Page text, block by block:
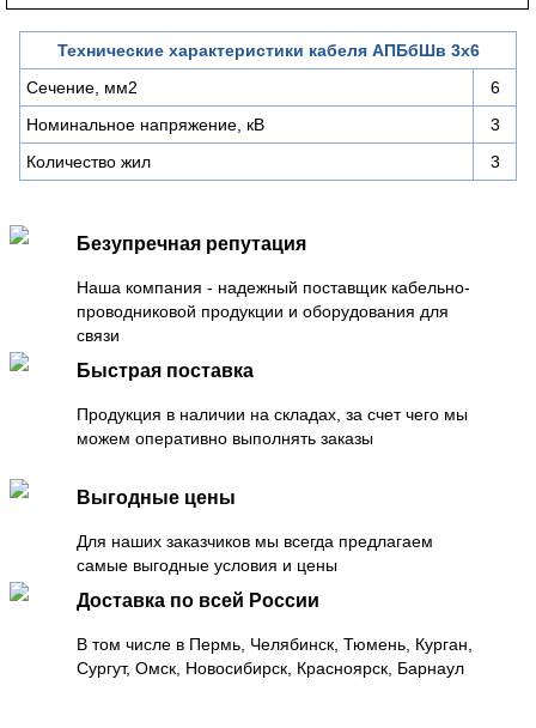
Технические характеристики кабеля АПБбШв 3х6
Сечение, мм2
6
Номинальное напряжение, кВ
3
Количество жил
3
Безупречная репутация
Наша компания - надежный поставщик кабельно-
проводниковой продукции и оборудования для
связи
Быстрая поставка
Продукция в наличии на складах, за счет чего мы
можем оперативно выполнять заказы
Выгодные цены
Для наших заказчиков мы всегда предлагаем
самые выгодные условия и цены
Доставка по всей России
В том числе в Пермь, Челябинск, Тюмень, Курган,
Сургут, Омск, Новосибирск, Красноярск, Барнаул